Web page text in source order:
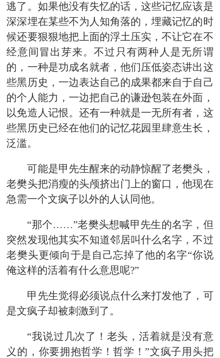
逃了。如果他没有失忆的话，这些记忆应该是
深深埋在某些不为人知角落的，埋藏记忆的时
候还要狠狠地把上面的浮土压实，不让它在不
经意间冒出芽来。不过只有两种人是无所谓
的，一种是功成名就者，他们压低姿态讲出这
些黑历史，一边表达自己的成果都来自于自己
的个人能力，一边把自己的谦逊包装在外面，
以免造人记恨。还有一种就是一无所有者，这
些黑历史已经在他们的记忆花园里肆意生长，
泛滥。
可能是甲先生醒来的动静惊醒了老樊头，
老樊头把消瘦的头颅挤出门上的窗口，他现在
急需一个文疯子以外的人认同他。
“那个……”老樊头想喊甲先生的名字，但
突然发现他其实不知道邻居叫什么名字，不过
老樊头更倾向于是自己忘掉了他的名字“你说
俺这样的活着有什么意思呢?”
甲先生觉得必须说点什么来打发他了，可
是文疯子却被刺激到了。
“我说过几次了！老头，活着就是没有意
义的，你要拥抱哲学！哲学！”文疯子用头把